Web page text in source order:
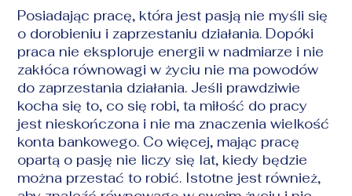
Posiadając pracę, która jest pasją nie myśli się
o dorobieniu i zaprzestaniu działania. Dopóki
praca nie eksploruje energii w nadmiarze i nie
zakłóca równowagi w życiu nie ma powodów
do zaprzestania działania. Jeśli prawdziwie
kocha się to, co się robi, ta miłość do pracy
jest nieskończona i nie ma znaczenia wielkość
konta bankowego. Co więcej, mając pracę
opartą o pasję nie liczy się lat, kiedy będzie
można przestać to robić. Istotne jest również,